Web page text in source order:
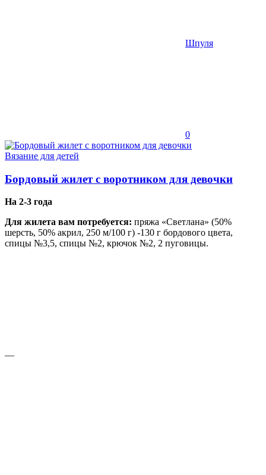
Шпуля
0
Вязание для детей
Бордовый жилет с воротником для девочки
На 2-3 года
Для жилета вам потребуется: пряжа «Светлана» (50%
шерсть, 50% акрил, 250 м/100 г) -130 г бордового цвета,
спицы №3,5, спицы №2, крючок №2, 2 пуговицы.
—